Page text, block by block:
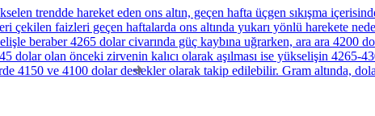
trendde hareket eden ons altın, geçen hafta üçgen sıkışma
faizleri geçen haftalarda ons altında yukarı yönlü harekete
beraber 4265 dolar civarında güç kaybına uğrarken, ara ara 4200
dolar olan önceki zirvenin kalıcı olarak aşılması ise yükselişin
4150 ve 4100 dolar destekler olarak takip edilebilir. Gram altında,